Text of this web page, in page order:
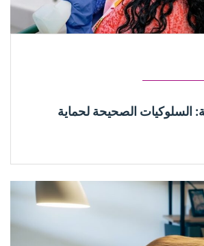
السلوكيات الصحيحة لحماية